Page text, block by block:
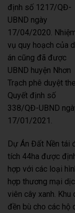
định số 1217/QĐ-
UBND ngày
17/04/2020.
vụ quy hoạch của
án cũng đã được
UBND huyện Nhơn
Trạch phê duyệt
Quyết định số
338/QĐ-UBND
17/01/2021.
Dự Án Đất Nền tái
tích 44ha được
hợp với các loại
hợp thương mại
viên cây xanh.
đền bù cho các hộ